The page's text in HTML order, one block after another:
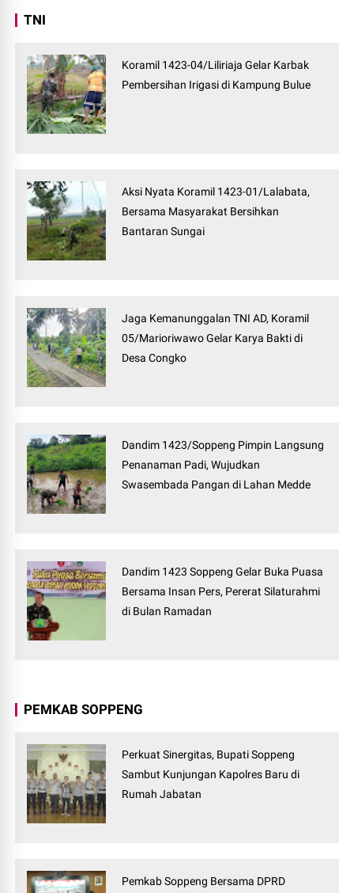
TNI
Koramil 1423-04/Liliriaja Gelar Karbak
Pembersihan Irigasi di Kampung Bulue
Aksi Nyata Koramil 1423-01/Lalabata,
Bersama Masyarakat Bersihkan
Bantaran Sungai
Jaga Kemanunggalan TNI AD, Koramil
05/Marioriwawo Gelar Karya Bakti di
Desa Congko
Dandim 1423/Soppeng Pimpin Langsung
Penanaman Padi, Wujudkan
Swasembada Pangan di Lahan Medde
Dandim 1423 Soppeng Gelar Buka Puasa
Bersama Insan Pers, Pererat Silaturahmi
di Bulan Ramadan
PEMKAB SOPPENG
Perkuat Sinergitas, Bupati Soppeng
Sambut Kunjungan Kapolres Baru di
Rumah Jabatan
Pemkab Soppeng Bersama DPRD